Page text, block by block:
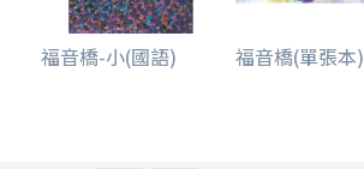
福音橋-小(國語) 福音橋(單張本)